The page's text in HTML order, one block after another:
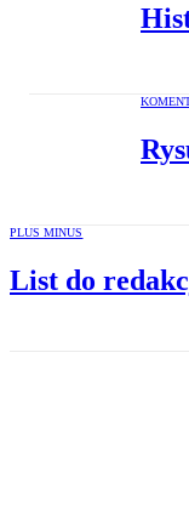
PLUS MINUS
List do